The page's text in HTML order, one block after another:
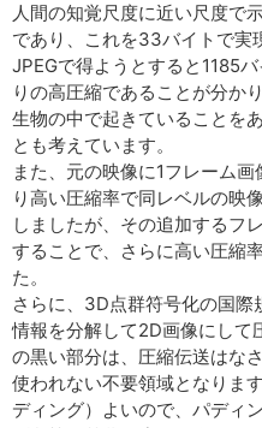
人間の知覚尺度に近い尺度で
であり、これを33バイトで実
JPEGで得ようとすると1185
りの高圧縮であることが分か
生物の中で起きていることを
とも考えています。
また、元の映像に1フレーム
り高い圧縮率で同レベルの映
しましたが、その追加するフ
することで、さらに高い圧縮
た。
さらに、3D点群符号化の国
情報を分解して2D画像にして
の黒い部分は、圧縮伝送はな
使われない不要領域となりま
ディング）よいので、パディ